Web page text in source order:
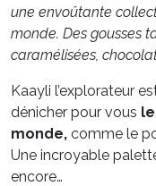
une envoûtante
monde. Des gousses
caramélisées,
Kaayli l’explorateur
dénicher pour vous
monde, comme le
Une incroyable
encore…